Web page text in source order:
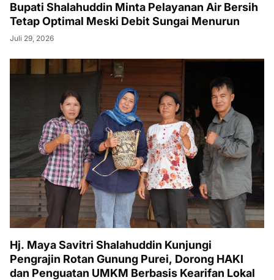
Bupati Shalahuddin Minta Pelayanan Air Bersih
Tetap Optimal Meski Debit Sungai Menurun
Juli 29, 2026
Hj. Maya Savitri Shalahuddin Kunjungi
Pengrajin Rotan Gunung Purei, Dorong HAKI
dan Penguatan UMKM Berbasis Kearifan Lokal